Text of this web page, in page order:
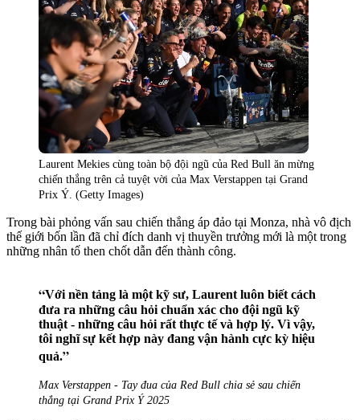
Laurent Mekies cùng toàn bộ đội ngũ của Red Bull ăn mừng
chiến thắng trên cả tuyệt vời của Max Verstappen tại Grand
Prix Ý. (Getty Images)
Trong bài phỏng vấn sau chiến thắng áp đảo tại Monza, nhà vô địch
thế giới bốn lần đã chỉ đích danh vị thuyền trưởng mới là một trong
những nhân tố then chốt dẫn đến thành công.
Với nền tảng là một kỹ sư, Laurent luôn biết cách
đưa ra những câu hỏi chuẩn xác cho đội ngũ kỹ
thuật - những câu hỏi rất thực tế và hợp lý. Vì vậy,
tôi nghĩ sự kết hợp này đang vận hành cực kỳ hiệu
quả.
Max Verstappen - Tay đua của Red Bull chia sẻ sau chiến
thắng tại Grand Prix Ý 2025